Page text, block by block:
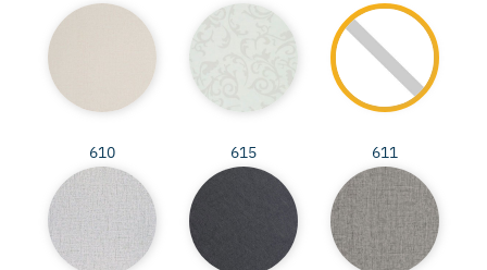
611
615
610